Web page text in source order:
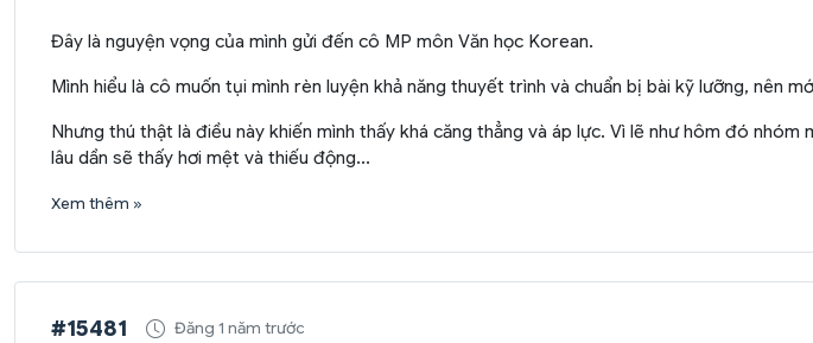
Đây là nguyện vọng của mình gửi đến cô MP môn Văn học Korean.
Mình hiểu là cô muốn tụi mình rèn luyện khả năng thuyết trình và chuẩn bị bài kỹ lưỡng, nên
Nhưng thú thật là điều này khiến mình thấy khá căng thẳng và áp lực. Vì lẽ như hôm đó
lâu dần sẽ thấy hơi mệt và thiếu động...
Xem thêm »
#15481
Đăng 1 năm trước